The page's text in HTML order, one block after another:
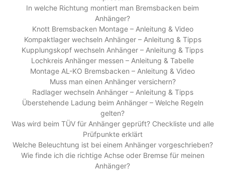
In welche Richtung montiert man Bremsbacken beim
Anhänger?
Knott Bremsbacken Montage – Anleitung & Video
Kompaktlager wechseln Anhänger – Anleitung & Tipps
Kupplungskopf wechseln Anhänger – Anleitung & Tipps
Lochkreis Anhänger messen – Anleitung & Tabelle
Montage AL-KO Bremsbacken – Anleitung & Video
Muss man einen Anhänger versichern?
Radlager wechseln Anhänger – Anleitung & Tipps
Überstehende Ladung beim Anhänger – Welche Regeln
gelten?
Was wird beim TÜV für Anhänger geprüft? Checkliste und alle
Prüfpunkte erklärt
Welche Beleuchtung ist bei einem Anhänger vorgeschrieben?
Wie finde ich die richtige Achse oder Bremse für meinen
Anhänger?